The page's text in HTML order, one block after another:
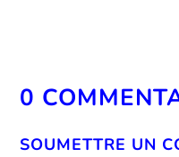
0
SOUMETTRE UN